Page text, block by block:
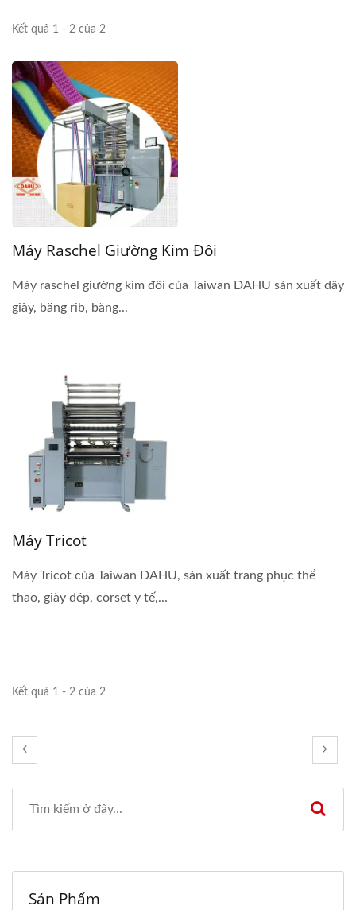
Kết quả 1 - 2 của 2
Máy Raschel Giường Kim Đôi
Máy raschel giường kim đôi của Taiwan DAHU sản xuất dây
giày, băng rib, băng...
Máy Tricot
Máy Tricot của Taiwan DAHU, sản xuất trang phục thể
thao, giày dép, corset y tế,...
Kết quả 1 - 2 của 2
Sản Phẩm